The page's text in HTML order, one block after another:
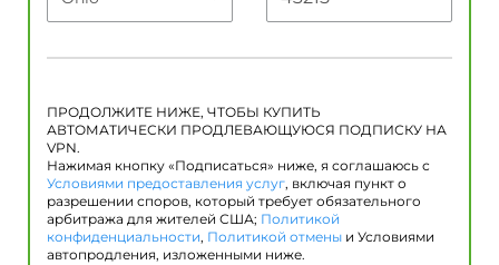
ПРОДОЛЖИТЕ НИЖЕ, ЧТОБЫ КУПИТЬ
АВТОМАТИЧЕСКИ ПРОДЛЕВАЮЩУЮСЯ ПОДПИСКУ НА
VPN.
Нажимая кнопку «Подписаться» ниже, я соглашаюсь с
Условиями предоставления услуг, включая пункт о
разрешении споров, который требует обязательного
арбитража для жителей США; Политикой
конфиденциальности, Политикой отмены и Условиями
автопродления, изложенными ниже.